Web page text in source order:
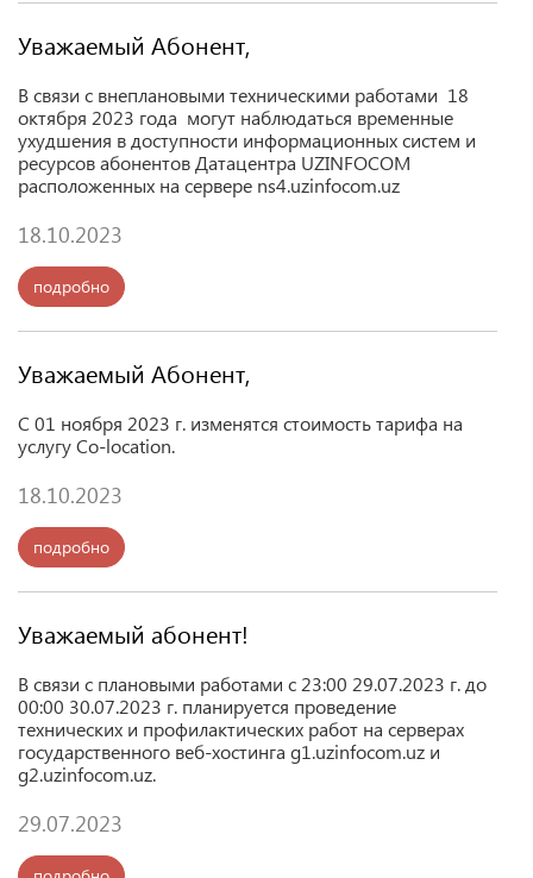
Уважаемый Абонент,
В связи с внеплановыми техническими работами 18
октября 2023 года могут наблюдаться временные
ухудшения в доступности информационных систем и
ресурсов абонентов Датацентра UZINFOCOM
расположенных на сервере ns4.uzinfocom.uz
18.10.2023
подробно
Уважаемый Абонент,
С 01 ноября 2023 г. изменятся стоимость тарифа на
услугу Co-location.
18.10.2023
подробно
Уважаемый абонент!
В связи с плановыми работами с 23:00 29.07.2023 г. до
00:00 30.07.2023 г. планируется проведение
технических и профилактических работ на серверах
государственного веб-хостинга g1.uzinfocom.uz и
g2.uzinfocom.uz.
29.07.2023